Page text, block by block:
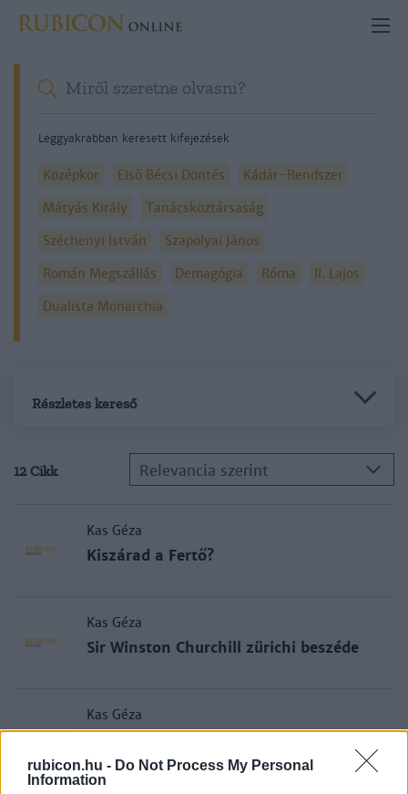
rubicon.hu - Do Not Process My Personal
Information
Leggyakrabban keresett kifejezések
Középkor Első Bécsi Döntés
Kádár-Rendszer
Mátyás Király
Tanácsköztársaság
Széchenyi István
Szapolyai János
Román Megszállás
Demagógia Róma
II. Lajos
Dualista Monarchia
Részletes kereső
12 Cikk Relevancia szerint
Kas Géza
Kiszárad a Fertő?
Kas Géza
Sir Winston Churchill zürichi beszéde
Kas Géza
bemenni